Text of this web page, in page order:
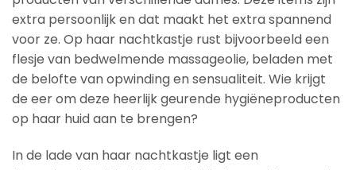
extra persoonlijk en dat maakt het extra spannend
voor ze. Op haar nachtkastje rust bijvoorbeeld een
flesje van bedwelmende massageolie, beladen met
de belofte van opwinding en sensualiteit. Wie krijgt
de eer om deze heerlijk geurende hygiëneproducten
op haar huid aan te brengen?
In de lade van haar nachtkastje ligt een